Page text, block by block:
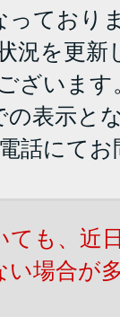
っており
況を更
ざいます
の表示と
話にて
ても、近
い場合が